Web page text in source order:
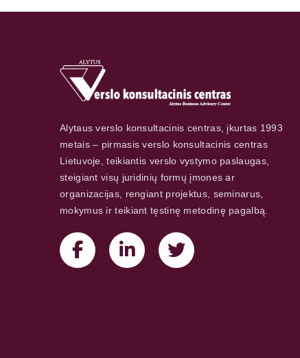
Alytaus verslo konsultacinis centras, įkurtas 1993
metais – pirmasis verslo konsultacinis centras
Lietuvoje, teikiantis verslo vystymo paslaugas,
steigiant visų juridinių formų įmones ar
organizacijas, rengiant projektus, seminarus,
mokymus ir teikiant tęstinę metodinę pagalbą.